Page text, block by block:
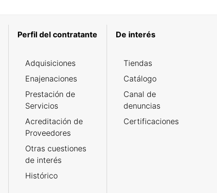
Perfil del contratante
Adquisiciones
Enajenaciones
Prestación de
Servicios
Acreditación de
Proveedores
Otras cuestiones
de interés
Histórico
De interés
Tiendas
Catálogo
Canal de
denuncias
Certificaciones